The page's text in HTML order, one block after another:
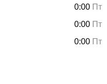
0:00 Пт
0:00 Пт
0:00 Пт